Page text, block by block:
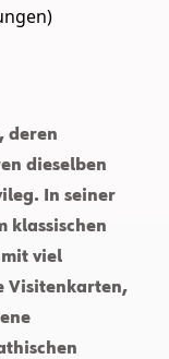
Des
Buchdrucks
deren
dieselben
In seiner
klassischen
mit viel
Visitenkarten,